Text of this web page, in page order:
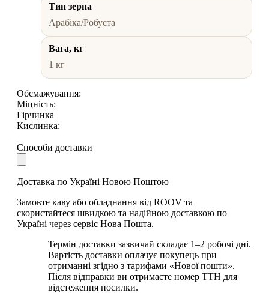
Тип зерна
Арабіка/Робуста
Вага, кг
1 кг
Обсмажування:
Міцність:
Гірчинка
Кислинка:
Способи доставки
Доставка по Україні Новою Поштою
Замовте каву або обладнання від ROOV та
скористайтеся швидкою та надійною доставкою по
Україні через сервіс Нова Пошта.
Термін доставки зазвичай складає 1–2 робочі дні.
Вартість доставки оплачує покупець при
отриманні згідно з тарифами «Нової пошти».
Після відправки ви отримаєте номер ТТН для
відстеження посилки.